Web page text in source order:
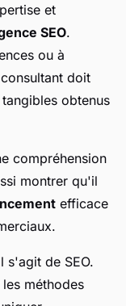
et
SEO.
ou à
doit
tangibles obtenus
compréhension
montrer qu'il
efficace
s'agit de SEO.
méthodes